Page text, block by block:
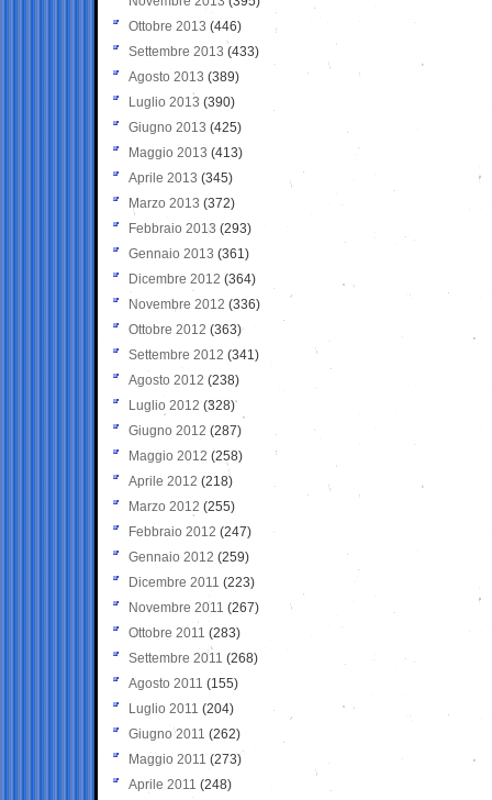
Ottobre 2013 (446)
Settembre 2013 (433)
Agosto 2013 (389)
Luglio 2013 (390)
Giugno 2013 (425)
Maggio 2013 (413)
Aprile 2013 (345)
Marzo 2013 (372)
Febbraio 2013 (293)
Gennaio 2013 (361)
Dicembre 2012 (364)
Novembre 2012 (336)
Ottobre 2012 (363)
Settembre 2012 (341)
Agosto 2012 (238)
Luglio 2012 (328)
Giugno 2012 (287)
Maggio 2012 (258)
Aprile 2012 (218)
Marzo 2012 (255)
Febbraio 2012 (247)
Gennaio 2012 (259)
Dicembre 2011 (223)
Novembre 2011 (267)
Ottobre 2011 (283)
Settembre 2011 (268)
Agosto 2011 (155)
Luglio 2011 (204)
Giugno 2011 (262)
Maggio 2011 (273)
Aprile 2011 (248)